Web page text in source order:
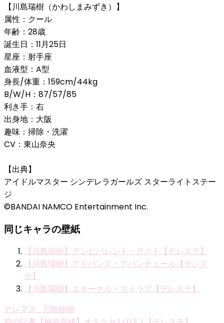
【川島瑞樹（かわしまみずき）】
属性：クール
年齢：28歳
誕生日：11月25日
星座：射手座
血液型：A型
身長/体重：159cm/44kg
B/W/H：87/57/85
利き手：右
出身地：大阪
趣味：掃除・洗濯
CV：東山奈央
【出典】
アイドルマスター シンデレラガールズ スターライトステー
ジ
©BANDAI NAMCO Entertainment Inc.
同じキャラの壁紙
【川島瑞樹】アンビバレント・アクト【デレステ】
【川島瑞樹】アドバンス・アバンチュール【デレス
テ】
【川島瑞樹】エターナル・マイラブ【デレステ】
デレマス_川島瑞樹